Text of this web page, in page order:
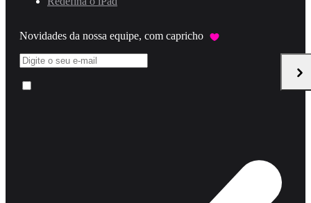
Novidades da nossa equipe, com capricho